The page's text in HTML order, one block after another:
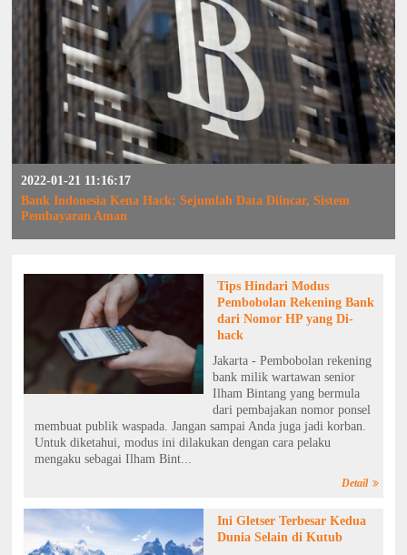
2022-01-21 11:16:17
Bank Indonesia Kena Hack: Sejumlah Data Diincar, Sistem
Pembayaran Aman
Tips Hindari Modus
Pembobolan Rekening Bank
dari Nomor HP yang Di-
hack
Jakarta - Pembobolan rekening
bank milik wartawan senior
Ilham Bintang yang bermula
dari pembajakan nomor ponsel
membuat publik waspada. Jangan sampai Anda juga jadi korban.
Untuk diketahui, modus ini dilakukan dengan cara pelaku
mengaku sebagai Ilham Bint...
Detail
Ini Gletser Terbesar Kedua
Dunia Selain di Kutub